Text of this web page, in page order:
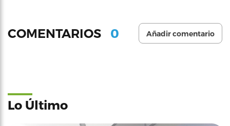
COMENTARIOS 0 Añadir comentario
Lo Último